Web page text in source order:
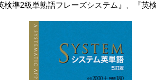
検準2級単熟語フレーズシステム』、『